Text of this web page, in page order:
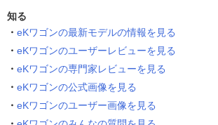
知る
eKワゴンの最新モデルの情報を見る
eKワゴンのユーザーレビューを見る
eKワゴンの専門家レビューを見る
eKワゴンの公式画像を見る
eKワゴンのユーザー画像を見る